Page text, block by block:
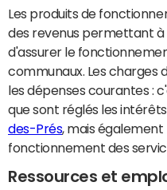
Les produits de
des revenus permettant
d'assurer le
communaux. Les
les dépenses courantes :
que sont réglés les
des-Prés, mais également
fonctionnement des
Ressources et